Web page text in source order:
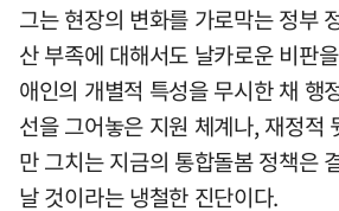
그는 현장의 변화를 가로막는 정부
산 부족에 대해서도 날카로운 비판
애인의 개별적 특성을 무시한 채 행
선을 그어놓은 지원 체계나, 재정적
만 그치는 지금의 통합돌봄 정책은
날 것이라는 냉철한 진단이다.